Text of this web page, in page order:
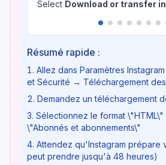
Select Download or transfer
Résumé rapide :
Allez dans Paramètres
et Sécurité → Téléchargement
Demandez un téléchargement
Sélectionnez le format \"HTML\"
\"Abonnés et abonnements\"
Attendez qu'Instagram prépare
peut prendre jusqu'à 48 heures)